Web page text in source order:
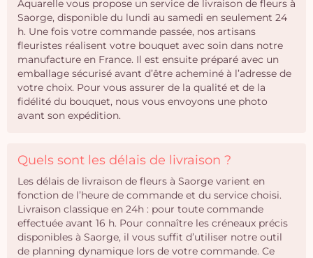
Aquarelle vous propose un service de livraison de fleurs à
Saorge, disponible du lundi au samedi en seulement 24
h. Une fois votre commande passée, nos artisans
fleuristes réalisent votre bouquet avec soin dans notre
manufacture en France. Il est ensuite préparé avec un
emballage sécurisé avant d’être acheminé à l’adresse de
votre choix. Pour vous assurer de la qualité et de la
fidélité du bouquet, nous vous envoyons une photo
avant son expédition.
Quels sont les délais de livraison ?
Les délais de livraison de fleurs à Saorge varient en
fonction de l’heure de commande et du service choisi.
Livraison classique en 24h : pour toute commande
effectuée avant 16 h. Pour connaître les créneaux précis
disponibles à Saorge, il vous suffit d’utiliser notre outil
de planning dynamique lors de votre commande. Ce